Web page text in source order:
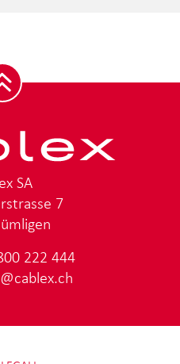
SA
7
222 444